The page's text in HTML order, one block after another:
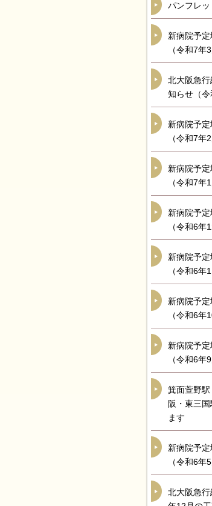
パンフレッ
新病院予
（令和7年
北大阪急
知らせ（
新病院予
（令和7年
新病院予
（令和7年
新病院予
（令和6年
新病院予
（令和6年
新病院予
（令和6年
新病院予
（令和6年
箕面萱野
阪・東三
ます
新病院予
（令和6年
北大阪急